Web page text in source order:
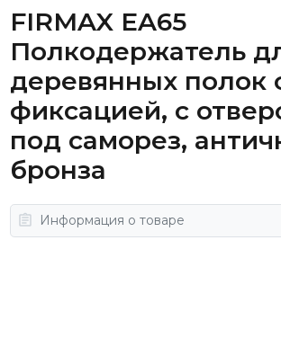
FIRMAX EA65
Полкодержатель
деревянных полок
фиксацией, с
под саморез,
бронза
Информация о товаре